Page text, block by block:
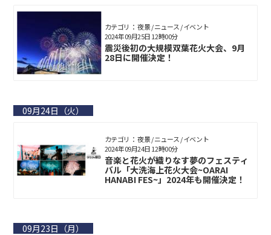
カテゴリ： 夜景 / ニュース / イベント
震災後初の大規模双葉花火大会、9月
28日に開催決定！
2024年09月25日 12時00分
09月24日（火）
カテゴリ： 夜景 / ニュース / イベント
音楽と花火が織りなす夢のフェスティ
バル「大洗海上花火大会~OARAI
HANABI FES~」2024年も開催決定！
2024年09月24日 12時00分
09月23日（月）